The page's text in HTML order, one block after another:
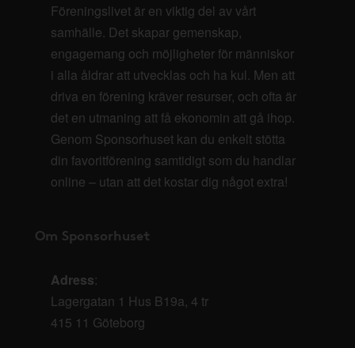
Föreningslivet är en viktig del av vårt
samhälle. Det skapar gemenskap,
engagemang och möjligheter för människor
i alla åldrar att utvecklas och ha kul. Men att
driva en förening kräver resurser, och ofta är
det en utmaning att få ekonomin att gå ihop.
Genom Sponsorhuset kan du enkelt stötta
din favoritförening samtidigt som du handlar
online – utan att det kostar dig något extra!
Om Sponsorhuset
Adress:
Lagergatan 1 Hus B19a, 4 tr
415 11 Göteborg